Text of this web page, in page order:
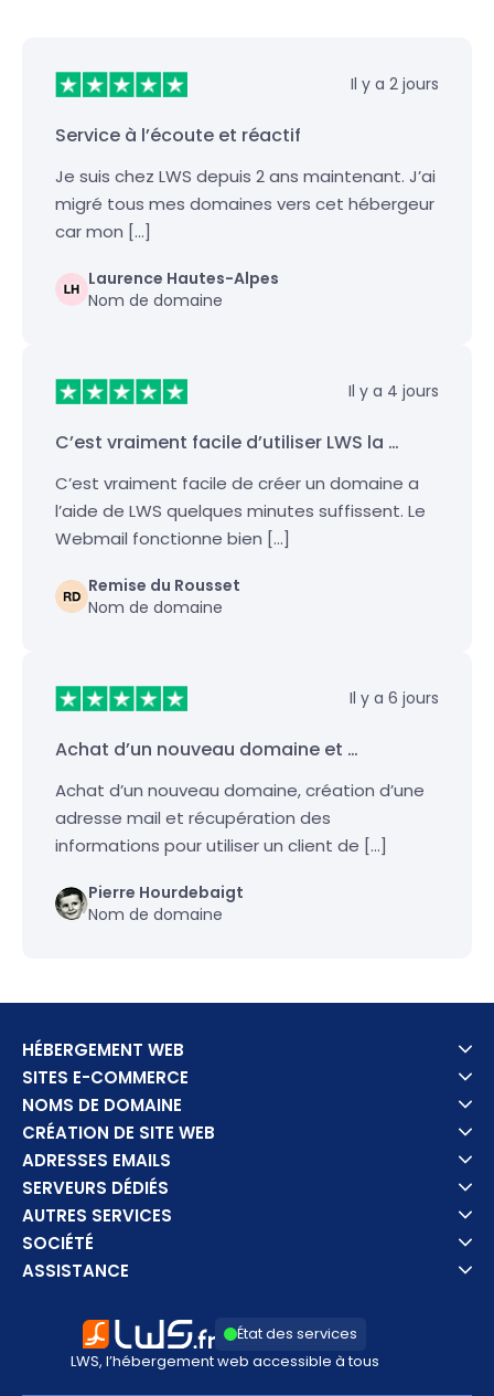
Il y a 2 jours
Service à l’écoute et réactif
Je suis chez LWS depuis 2 ans maintenant. J’ai
migré tous mes domaines vers cet hébergeur
car mon […]
Laurence Hautes-Alpes
Nom de domaine
Il y a 4 jours
C’est vraiment facile d’utiliser LWS la …
C’est vraiment facile de créer un domaine a
l’aide de LWS quelques minutes suffissent. Le
Webmail fonctionne bien […]
Remise du Rousset
Nom de domaine
Il y a 6 jours
Achat d’un nouveau domaine et …
Achat d’un nouveau domaine, création d’une
adresse mail et récupération des
informations pour utiliser un client de […]
Pierre Hourdebaigt
Nom de domaine
HÉBERGEMENT WEB
SITES E-COMMERCE
NOMS DE DOMAINE
CRÉATION DE SITE WEB
ADRESSES EMAILS
SERVEURS DÉDIÉS
AUTRES SERVICES
SOCIÉTÉ
ASSISTANCE
État des services
LWS, l’hébergement web accessible à tous